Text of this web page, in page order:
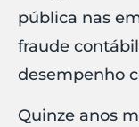
pública nas
fraude
desempenho
Quinze anos